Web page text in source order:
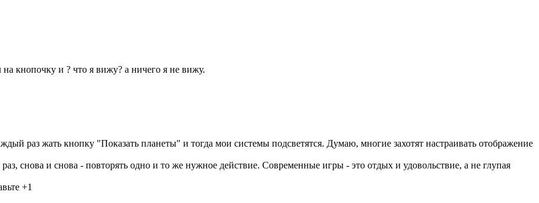
кнопочку и ? что я вижу? а ничего я не вижу.
раз жать кнопку "Показать планеты" и тогда мои системы подсветятся. Думаю, многие захотят настраивать отображение
снова и снова - повторять одно и то же нужное действие. Современные игры - это отдых и удовольствие, а не глупая
+1